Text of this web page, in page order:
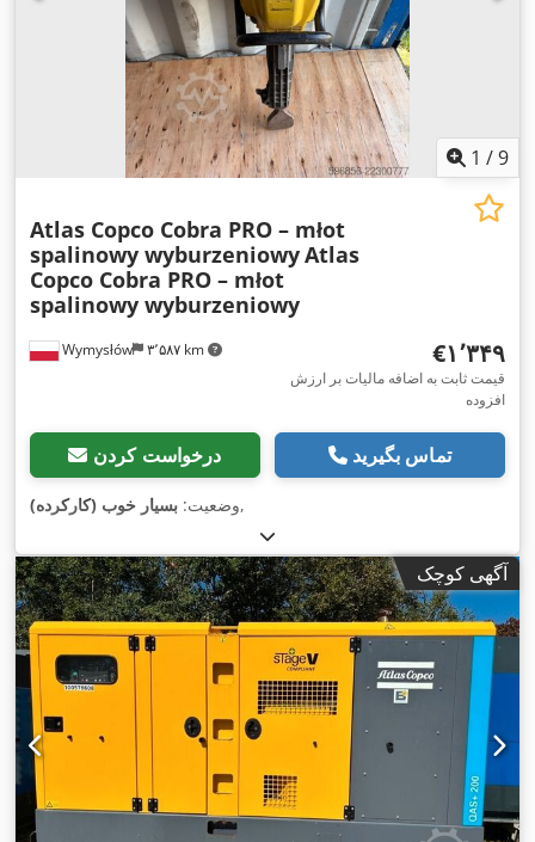
1 /9
Wymysłów ۳٬۵۸۷ km
Atlas Copco Cobra PRO – młot
spalinowy wyburzeniowyAtlas
Copco Cobra PRO – młot
spalinowy wyburzeniowy
‎€۱٬۳۴۹
قیمت ثابت به اضافه مالیات بر ارزش
افزوده
درخواست کردن تماس بگیرید
وضعیت: بسیار خوب (کارکرده) ,
آگهی کوچک